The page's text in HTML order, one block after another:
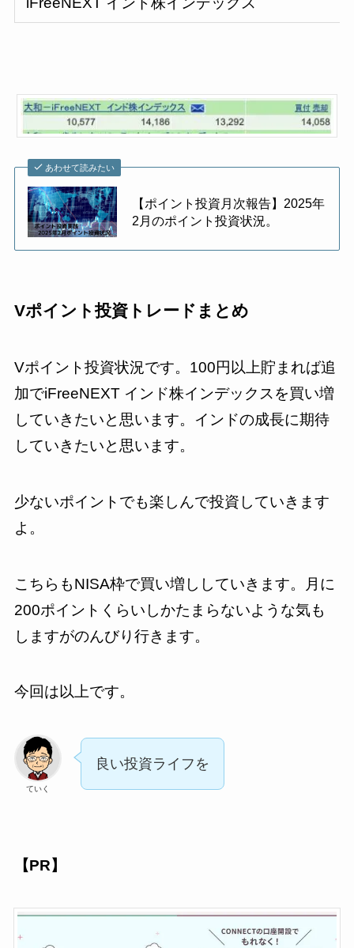
あわせて読みたい
【ポイント投資月次報告】2025年
2月のポイント投資状況。
Vポイント投資トレードまとめ
Vポイント投資状況です。100円以上貯まれば追
加でiFreeNEXT インド株インデックスを買い増
していきたいと思います。インドの成長に期待
していきたいと思います。
少ないポイントでも楽しんで投資していきます
よ。
こちらもNISA枠で買い増ししていきます。月に
200ポイントくらいしかたまらないような気も
しますがのんびり行きます。
今回は以上です。
ていく
良い投資ライフを
【PR】